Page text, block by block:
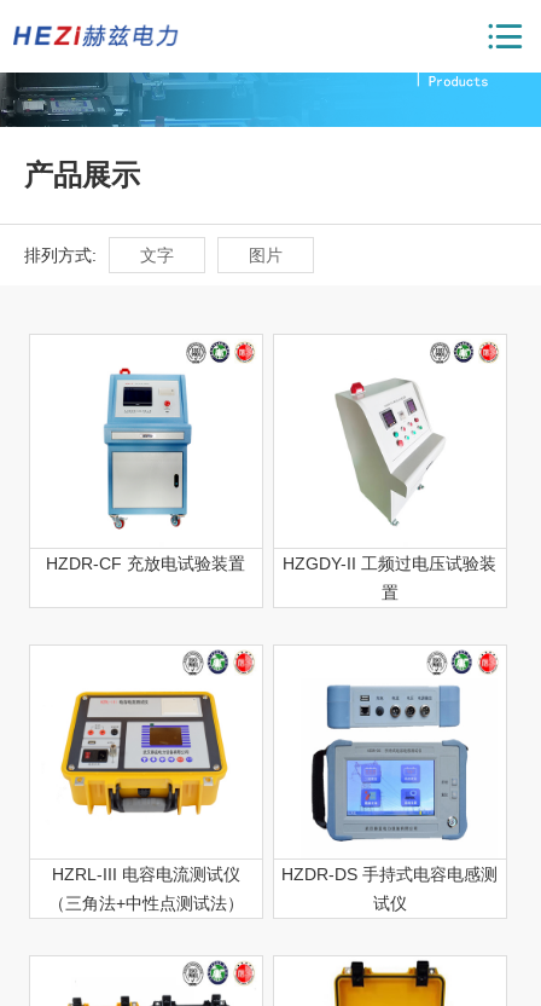
产品展示
排列方式: 文字 图片
HZDR-CF 充放电试验装置
HZGDY-II 工频过电压试验装
置
HZRL-III 电容电流测试仪
（三角法+中性点测试法）
HZDR-DS 手持式电容电感测
试仪